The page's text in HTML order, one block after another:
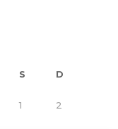
S D
1 2